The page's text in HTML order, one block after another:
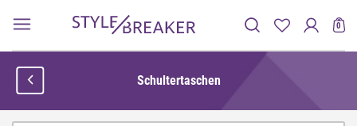
0
Schultertaschen